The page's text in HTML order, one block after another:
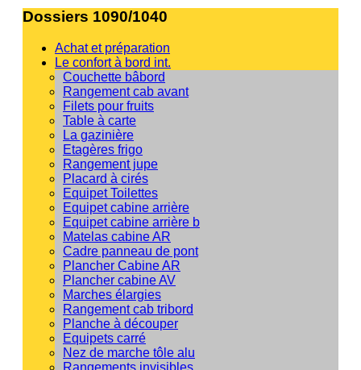
Dossiers 1090/1040
Achat et préparation
Le confort à bord int.
Couchette bâbord
Rangement cab avant
Filets pour fruits
Table à carte
La gazinière
Etagères frigo
Rangement jupe
Placard à cirés
Equipet Toilettes
Equipet cabine arrière
Equipet cabine arrière b
Matelas cabine AR
Cadre panneau de pont
Plancher Cabine AR
Plancher cabine AV
Marches élargies
Rangement cab tribord
Planche à découper
Equipets carré
Nez de marche tôle alu
Rangements invisibles